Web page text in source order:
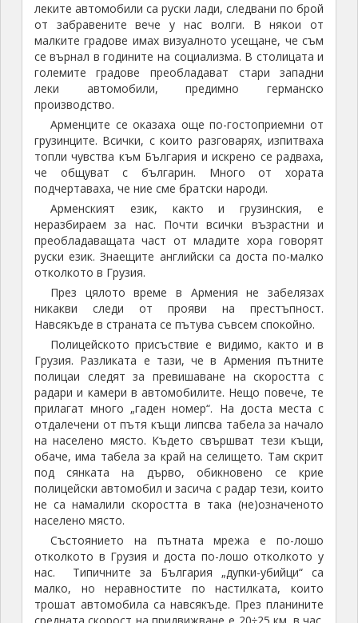
Състоянието на пътната мрежа е по-лошо
отколкото в Грузия и доста по-лошо отколкото у
нас. Типичните за България „дупки-убийци“ са
малко, но неравностите по настилката, които
трошат автомобила са навсякъде. През планините
средната скорост на придвижване е 20÷25 км. в час.
За някои туристически обекти няма означения или
има табелка само за отклонението от главния път,
пък после нека туриста да си „троши главата“.
Позната „родна картинка“.
На основните пътища указателните табели
освен на арменски са изписани и на латиница, а на
някои места и на кирилица. Като цяло, Армения е
по-трудна за автотуриста, в сравнение с Грузия.
През тази малка по територия страна и през
Нагорни Карабах пропътувах 1 700 килиметра в
продължение на седем дни и половина.
Туристическите забележителности в този регион се
оказаха доста повече от очакваното. Там похарчих
465 лева, от които 115 лв. на границата за
автомобилни такси и застраховка гражданска
отговорност. Продължиха и ремонтите на стария
ми Опел.
Влизане от Грузия в Армения
Пристигнах на граничния пункт привечер,
преминаващите границата автомобили не бяха
много, но всичките формалности и документи ми
отнеха около час и половина. Тогава това ми се
при влизането в Иран.
За влизане в Армения е необходима виза, която
струва 8 щатски долара. Тя може да се издаде и на
граничния пункт, но аз си бях подсигурил такава от
посолството на Армения в София.